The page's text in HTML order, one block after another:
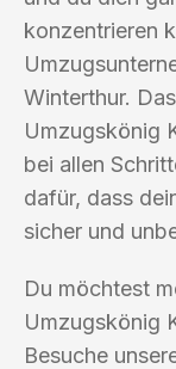
konzentrieren
Winterthur.
Umzugskönig
bei allen
dafür, dass
sicher und
Du möchtest
Umzugskönig
Besuche